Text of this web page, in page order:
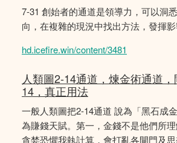
7-31 創始者的通道是領導力，可以洞
向，在複雜的現況中找出方法，發揮影
hd.icefire.win/content/3481
人類圖2-14通道，煉金術通道
14，真正用法
一般人類圖把2-14通道 說為「黑石成
為賺錢天賦。第一，金錢不是他們所
貪婪恐懼我執計算，會打亂各閘門及